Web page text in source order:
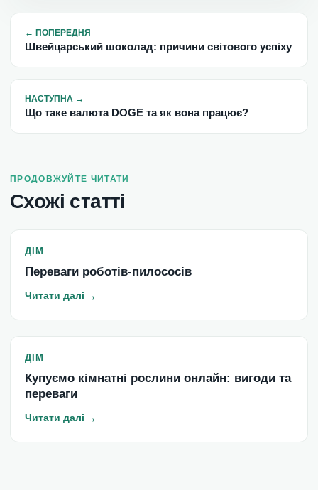
← ПОПЕРЕДНЯ
Швейцарський шоколад: причини світового успіху
НАСТУПНА →
Що таке валюта DOGE та як вона працює?
ПРОДОВЖУЙТЕ ЧИТАТИ
Схожі статті
ДІМ
Переваги роботів-пилососів
Читати далі →
ДІМ
Купуємо кімнатні рослини онлайн: вигоди та
переваги
Читати далі →